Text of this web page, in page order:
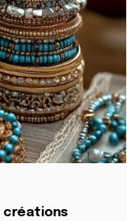
créations